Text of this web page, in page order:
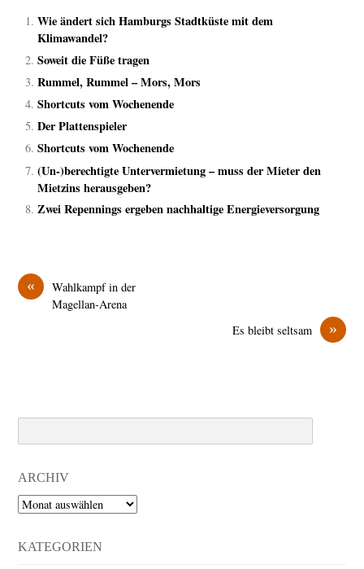
Wie ändert sich Hamburgs Stadtküste mit dem
Klimawandel?
Soweit die Füße tragen
Rummel, Rummel – Mors, Mors
Shortcuts vom Wochenende
Der Plattenspieler
Shortcuts vom Wochenende
(Un-)berechtigte Untervermietung – muss der Mieter den
Mietzins herausgeben?
Zwei Repennings ergeben nachhaltige Energieversorgung
«
Wahlkampf in der
Magellan-Arena
»
Es bleibt seltsam
ARCHIV
Archiv
KATEGORIEN